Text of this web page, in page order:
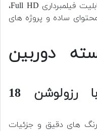
: با قابلیت فیلمبرداری Full HD،
ساده و پروژه های
دوربین
1. سنسور CMOS با رزولوشن 18
رنگ های دقیق و جزئیات